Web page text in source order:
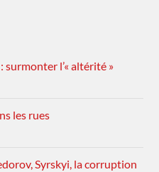
surmonter l’« altérité »
les rues
Syrskyi, la corruption